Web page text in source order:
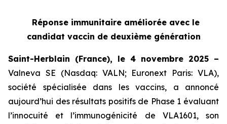
Réponse immunitaire améliorée avec le
candidat vaccin de deuxième génération
Saint-Herblain (France), le 4 novembre 2025 –
Valneva SE (Nasdaq: VALN; Euronext Paris: VLA),
société spécialisée dans les vaccins, a annoncé
aujourd’hui des résultats positifs de Phase 1 évaluant
l’innocuité et l’immunogénicité de VLA1601, son